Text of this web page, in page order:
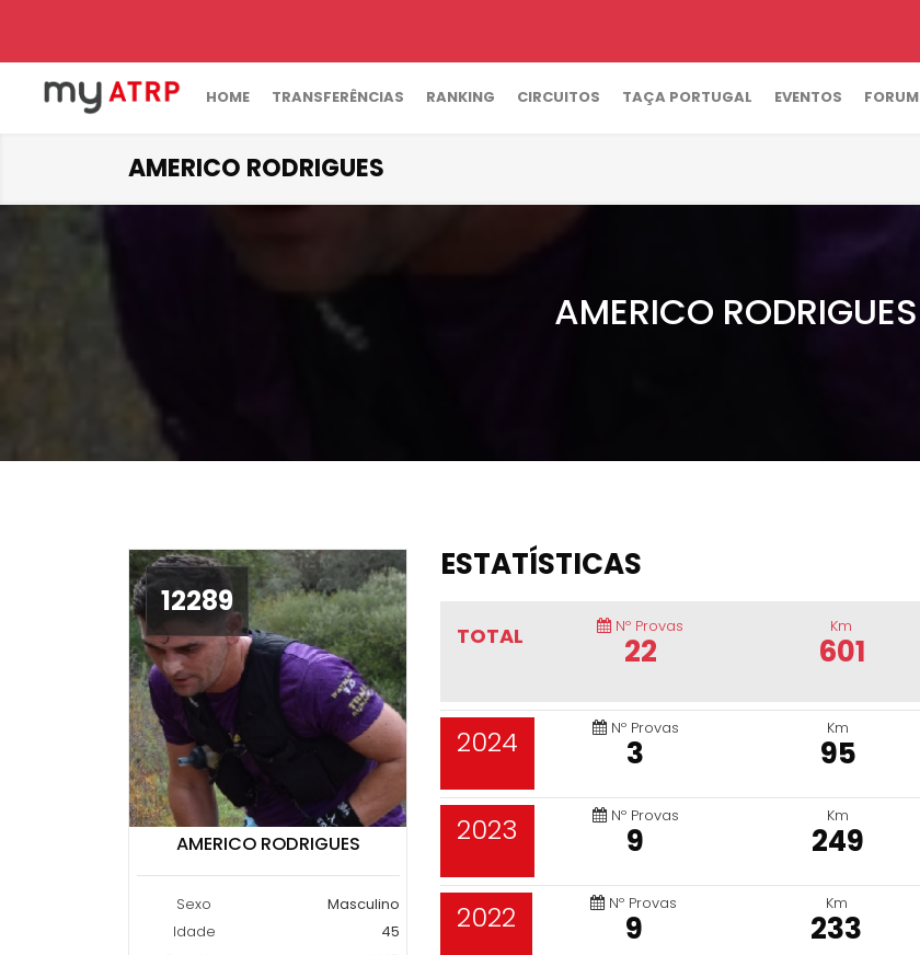
HOME TRANSFERÊNCIAS RANKING CIRCUITOS TAÇA PORTUGAL EVENTOS FORUM
AMERICO RODRIGUES
AMERICO RODRIGUES
12289
AMERICO RODRIGUES
Sexo
Masculino
Idade
45
ESTATÍSTICAS
TOTAL Nº Provas
22
Km
601
2024 Nº Provas
3
Km
95
2023 Nº Provas
9
Km
249
2022 Nº Provas
9
Km
233